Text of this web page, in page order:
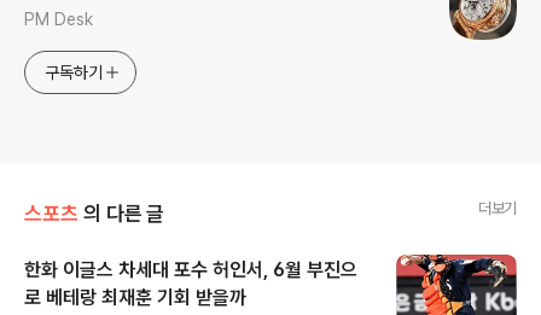
PM Desk
구독하기
스포츠 의 다른 글 더보기
한화 이글스 차세대 포수 허인서, 6월 부진으
로 베테랑 최재훈 기회 받을까